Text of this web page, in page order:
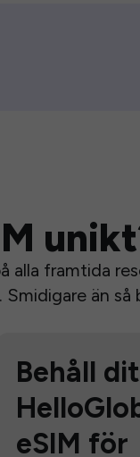
alla framtida
än så
Behåll
eSIM för